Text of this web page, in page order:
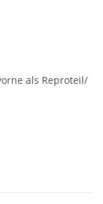
als Reproteil/